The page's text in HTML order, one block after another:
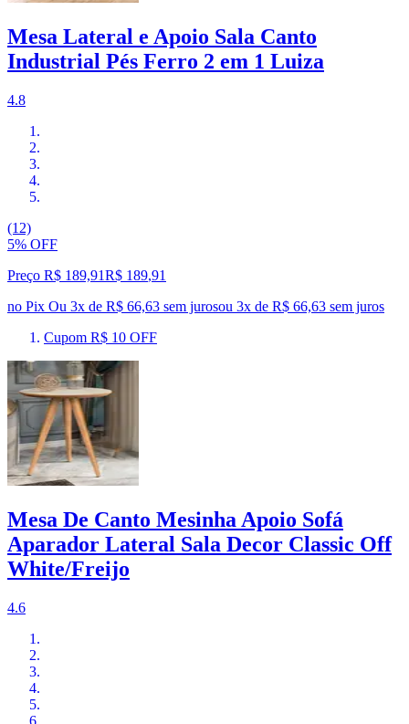
Mesa Lateral e Apoio Sala Canto
Industrial Pés Ferro 2 em 1 Luiza
4.8
(12)
5% OFF
Preço R$ 189,91R$ 189,91
no Pix Ou 3x de R$ 66,63 sem jurosou 3x de R$ 66,63 sem juros
Cupom R$ 10 OFF
Mesa De Canto Mesinha Apoio Sofá
Aparador Lateral Sala Decor Classic Off
White/Freijo
4.6